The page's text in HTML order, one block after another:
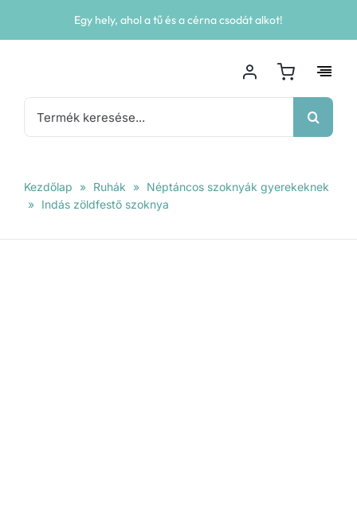
Egy hely, ahol a tű és a cérna csodát alkot!
Keresés...
Kezdőlap » Ruhák » Néptáncos szoknyák gyerekeknek
» Indás zöldfestő szoknya